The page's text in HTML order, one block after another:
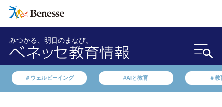
みつかる、明日のまなび。
＃ウェルビーイング #AIと教育 ＃教